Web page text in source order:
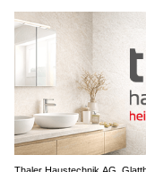
Thaler Haustechnik AG,